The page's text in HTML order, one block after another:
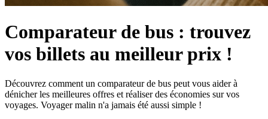
Comparateur de bus : trouvez
vos billets au meilleur prix !
Découvrez comment un comparateur de bus peut vous aider à
dénicher les meilleures offres et réaliser des économies sur vos
voyages. Voyager malin n'a jamais été aussi simple !